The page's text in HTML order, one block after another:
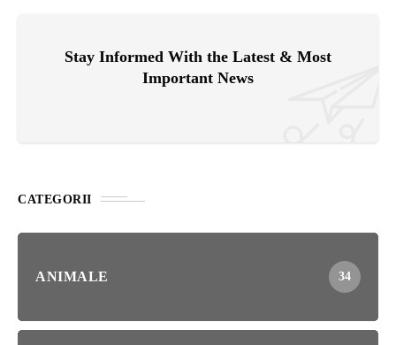
Stay Informed With the Latest & Most
Important News
CATEGORII
ANIMALE 34